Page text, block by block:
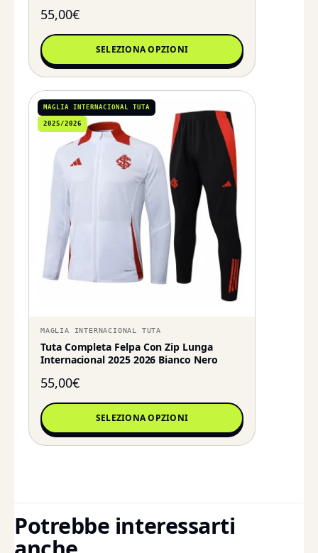
55,00€
SELEZIONA OPZIONI
MAGLIA INTERNACIONAL TUTA
2025/2026
MAGLIA INTERNACIONAL TUTA
Tuta Completa Felpa Con Zip Lunga
Internacional 2025 2026 Bianco Nero
55,00€
SELEZIONA OPZIONI
Potrebbe interessarti